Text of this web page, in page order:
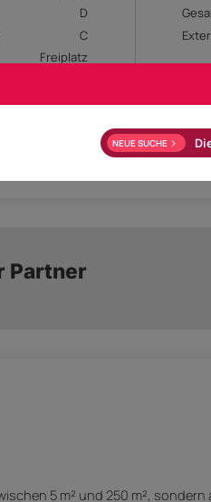
D
C
Freiplatz
Parkplatz Tiefgarage
Partner
5 m² und 250 m²,
NEUE SUCHE